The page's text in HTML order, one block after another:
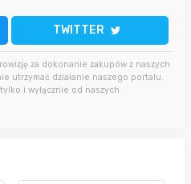
TWITTER
za dokonanie zakupów z naszych
utrzymać działanie naszego portalu.
i wyłącznie od naszych